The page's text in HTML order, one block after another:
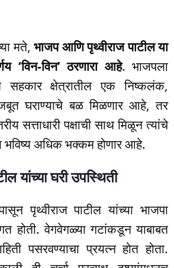
मते,भाजप आणि पृथ्वीराज पाटील या
‘विन-विन’ ठरणारा आहे. भाजपला
सहकार क्षेत्रातील एक निष्कलंक,
घराण्याचे बळ मिळणार आहे, तर
सत्ताधारी पक्षाची साथ मिळून त्यांचे
भविष्य अधिक भक्कम होणार आहे.
यांच्या घरी उपस्थिती
पृथ्वीराज पाटील यांच्या भाजपा
होती. वेगवेगळ्या गटांकडून याबाबत
पसरवण्याचा प्रयत्न होत होता.